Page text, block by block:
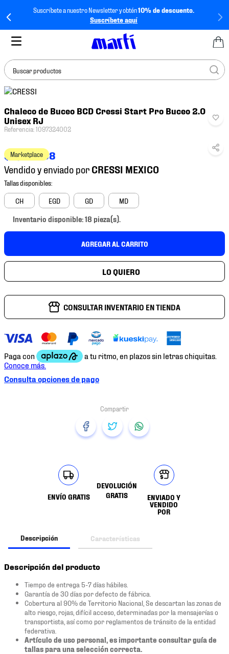
Suscríbete a nuestro Newsletter y obtén10% de descuento.
Suscríbete aquí
Buscar productos
Chaleco de Buceo BCD Cressi Start Pro Buceo 2.0
Unisex RJ
Referencia:1097324002
Marketplace
$ 11,869.58
Vendido y enviado por
CH EGD GD MD
Inventario disponible: 18 pieza(s).
AGREGAR AL CARRITO
CONSULTAR INVENTARIO EN TIENDA
Consulta opciones de pago
ENVÍO GRATIS
DEVOLUCIÓN
GRATIS
ENVIADO Y
VENDIDO
POR
Descripción Características
Descripción del producto
Tiempo de entrega 5-7 días hábiles.
Garantía de 30 días por defecto de fábrica.
Cobertura al 90% de Territorio Nacional, Se descartan las zonas de
alto riesgo, rojas, difícil acceso, determinadas por la mensajerías o
transportista, así como por reglamentos de tránsito de la entidad
federativa.
Artículo de uso personal, es importante consultar guía de
tallas para una selección correcta.
BUSCADOS
1.
tenis mujer
3.
tenis
4.
tenis futbol
.
jersey
6.
mochila